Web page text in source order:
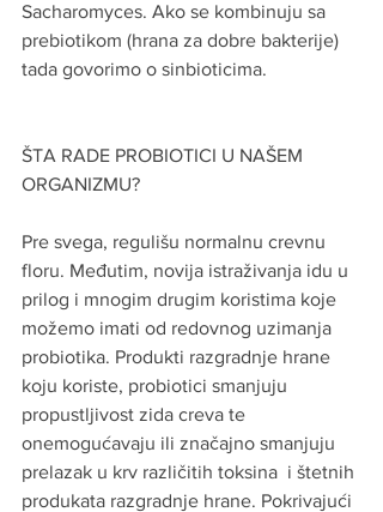
Sacharomyces. Ako se kombinuju sa
prebiotikom (hrana za dobre bakterije)
tada govorimo o sinbioticima.
ŠTA RADE PROBIOTICI U NAŠEM
ORGANIZMU?
Pre svega, regulišu normalnu crevnu
floru. Međutim, novija istraživanja idu u
prilog i mnogim drugim koristima koje
možemo imati od redovnog uzimanja
probiotika. Produkti razgradnje hrane
koju koriste, probiotici smanjuju
propustljivost zida creva te
onemogućavaju ili značajno smanjuju
prelazak u krv različitih toksina  i štetnih
produkata razgradnje hrane. Pokrivajući